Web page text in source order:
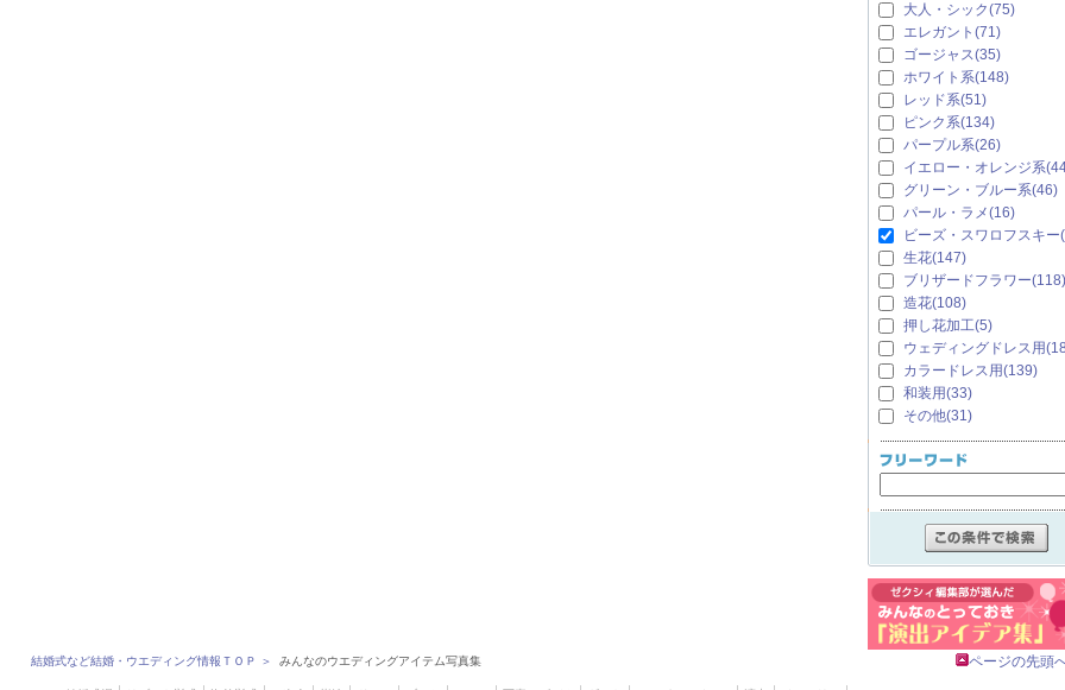
大人・シック(75)
エレガント(71)
ゴージャス(35)
ホワイト系(148)
レッド系(51)
ピンク系(134)
パープル系(26)
イエロー・オレンジ系
グリーン・ブルー系(46)
パール・ラメ(16)
ビーズ・スワロフスキー
生花(147)
ブリザードフラワー(118)
造花(108)
押し花加工(5)
ウェディングドレス用
カラードレス用(139)
和装用(33)
その他(31)
結婚式など結婚・ウエディング情報ＴＯＰ ＞ みんなのウエディングアイテム写真集 ページの先頭